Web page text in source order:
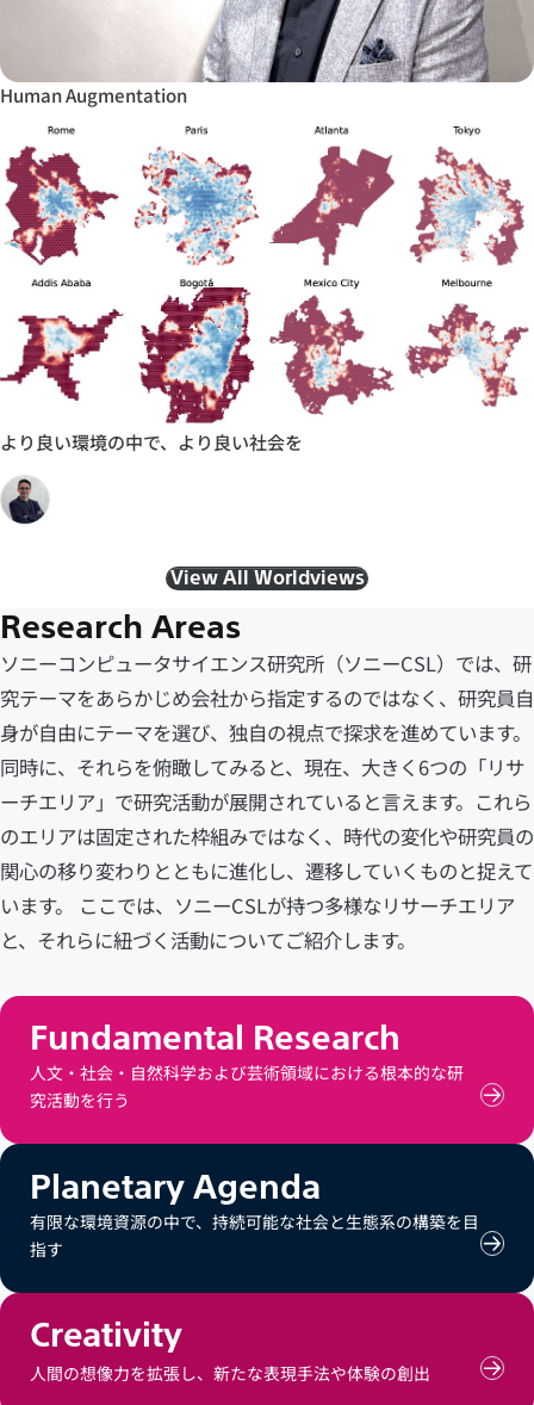
Human Augmentation
より良い環境の中で、より良い社会を
View All Worldviews
Research Areas
ソニーコンピュータサイエンス研究所（ソニーCSL）では、研
究テーマをあらかじめ会社から指定するのではなく、研究員自
身が自由にテーマを選び、独自の視点で探求を進めています。
同時に、それらを俯瞰してみると、現在、大きく6つの「リサ
ーチエリア」で研究活動が展開されていると言えます。これら
のエリアは固定された枠組みではなく、時代の変化や研究員の
関心の移り変わりとともに進化し、遷移していくものと捉えて
います。 ここでは、ソニーCSLが持つ多様なリサーチエリア
と、それらに紐づく活動についてご紹介します。
Fundamental Research
人文・社会・自然科学および芸術領域における根本的な研
究活動を行う
の
ン
ツ
見
Planetary Agenda
有限な環境資源の中で、持続可能な社会と生態系の構築を目
指す
の
テ
ン
Creativity
人間の想像力を拡張し、新たな表現手法や体験の創出